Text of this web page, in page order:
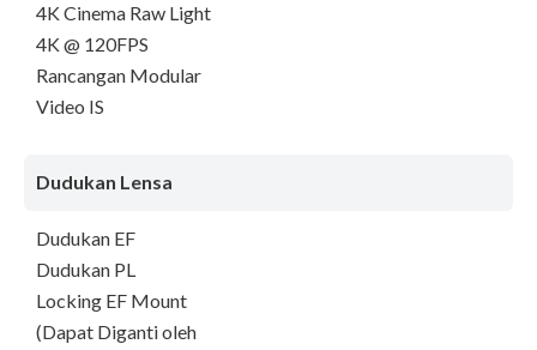
4K Cinema Raw Light
4K @ 120FPS
Rancangan Modular
Video IS
Dudukan Lensa
Dudukan EF
Dudukan PL
Locking EF Mount
(Dapat Diganti oleh